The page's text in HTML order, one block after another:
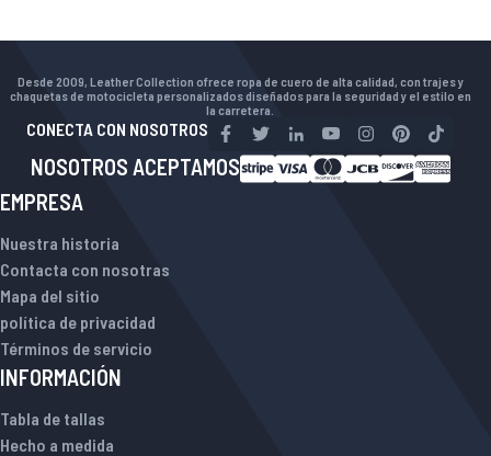
Desde 2009, Leather Collection ofrece ropa de cuero de alta calidad, con trajes y
chaquetas de motocicleta personalizados diseñados para la seguridad y el estilo en
la carretera.
CONECTA CON NOSOTROS
NOSOTROS ACEPTAMOS
EMPRESA
Nuestra historia
Contacta con nosotras
Mapa del sitio
política de privacidad
Términos de servicio
INFORMACIÓN
Tabla de tallas
Hecho a medida